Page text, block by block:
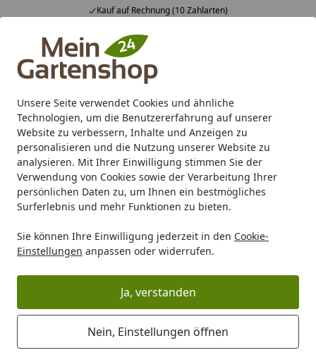
Unsere Seite verwendet Cookies und ähnliche
Technologien, um die Benutzererfahrung auf unserer
Website zu verbessern, Inhalte und Anzeigen zu
personalisieren und die Nutzung unserer Website zu
analysieren. Mit Ihrer Einwilligung stimmen Sie der
Verwendung von Cookies sowie der Verarbeitung Ihrer
persönlichen Daten zu, um Ihnen ein bestmögliches
Surferlebnis und mehr Funktionen zu bieten.
Sie können Ihre Einwilligung jederzeit in den Cookie-
Einstellungen anpassen oder widerrufen.
Ja, verstanden
Nein, Einstellungen öffnen
Fachberatung & individuelle
Alle Produkte
Mein Konto
Suchen
Karibu Pools inkl. gratis Sandfilteranlage & Pool-
Starterset (Gesamtwert bis 468,99€)
Startseite
Freizeit Brunnen / Wasserspiele / Beleuchtung
Wasserwände und Wasserfälle
Ihre Artikelübersicht
Filter / Sortierung